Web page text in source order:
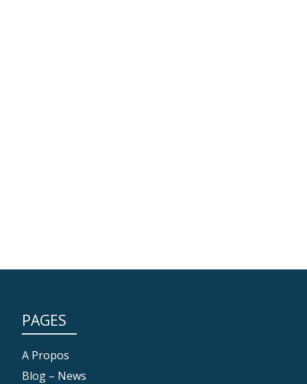
PAGES
A Propos
Blog – News